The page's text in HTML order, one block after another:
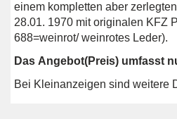
einem kompletten aber
28.01. 1970 mit originalen KFZ
688=weinrot/ weinrotes Leder).
Das Angebot(Preis) umfasst
Bei Kleinanzeigen sind weitere